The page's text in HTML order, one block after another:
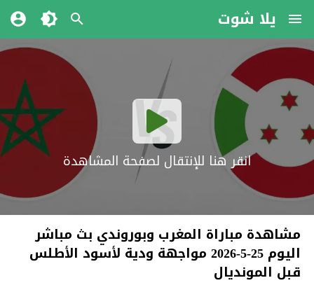
يلا شوت
انقر هنا للإنتقال لصفحة المشاهدة
مشاهدة مباراة المغرب وبوروندي بث مباشر
اليوم 25-5-2026 مواجهة ودية لأسود الأطلس
قبل المونديال